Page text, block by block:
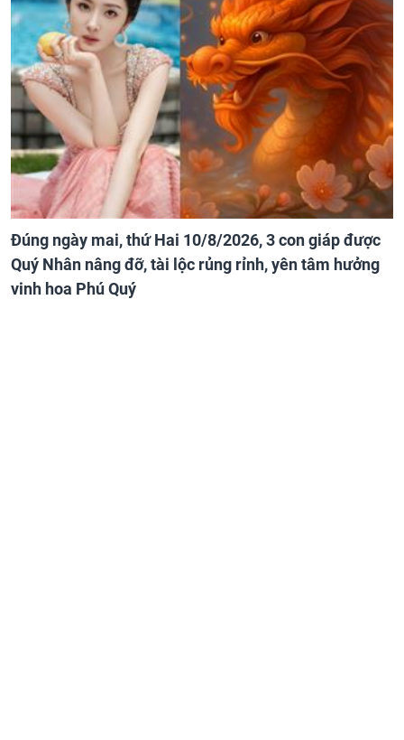
Đúng ngày mai, thứ Hai 10/8/2026, 3 con giáp được
Quý Nhân nâng đỡ, tài lộc rủng rỉnh, yên tâm hưởng
vinh hoa Phú Quý